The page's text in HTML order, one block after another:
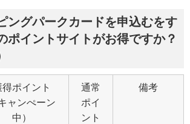
ングパークカードを申込むをす
ポイントサイトがお得ですか？
得ポイント
キャンぺーン
中）
通常
ポイ
ント
備考